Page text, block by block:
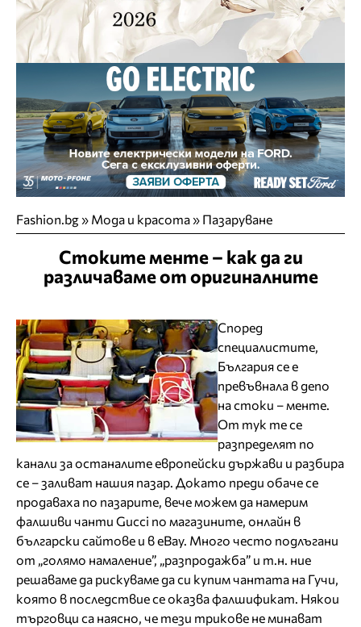
Fashion.bg» Мода и красота» Пазаруване
Стоките менте – как да ги
различаваме от оригиналните
Според
специалистите,
България се е
превъвнала в депо
на стоки – менте.
От тук те се
разпределят по
канали за останалите европейски държави и разбира
се – заливат нашия пазар. Докато преди обаче се
продаваха по пазарите, вече можем да намерим
фалшиви чанти Gucci по магазините, онлайн в
български сайтове и в eBay. Много често подлъгани
от „голямо намаление”, „разпродажба” и т.н. ние
решаваме да рискуваме да си купим чантата на Гучи,
която в последствие се оказва фалшификат. Някои
търговци са наясно, че тези трикове не минават